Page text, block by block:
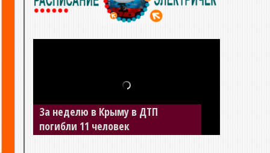
За неделю в Крыму в ДТП
погибли 11 человек
В Джанкое водитель ВАЗа сбил
двух детей на «зебре»